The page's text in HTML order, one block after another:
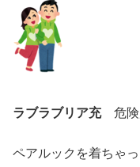
ラブラブリア充危
ペアルックを着ちゃ